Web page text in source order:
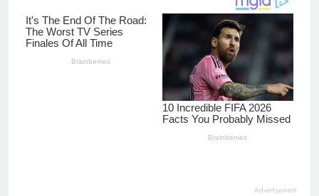
Advertisement